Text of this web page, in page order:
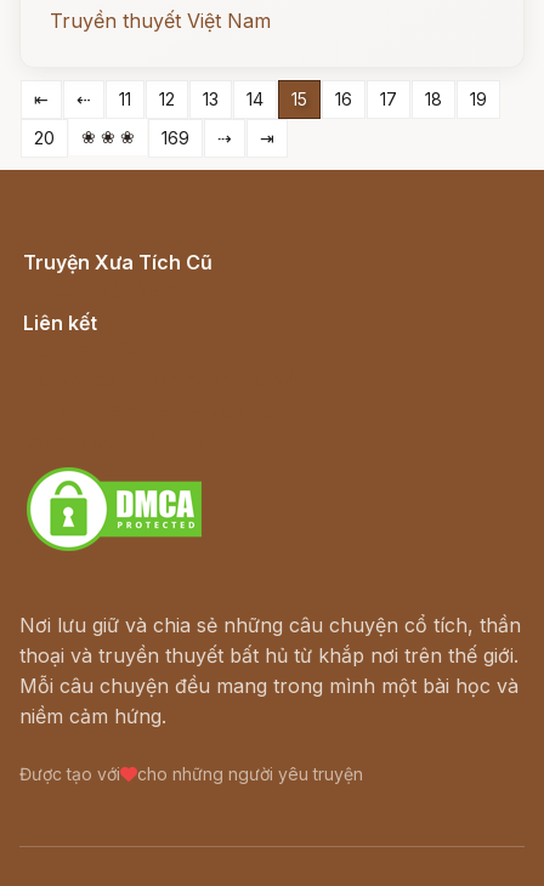
Truyền thuyết Việt Nam
⇤ ⇠ 11 12 13 14 15 16 17 18
19
20
❀ ❀ ❀ 169 ⇢ ⇥
Truyện Xưa Tích Cũ
Liên kết
Nơi lưu giữ và chia sẻ những câu chuyện cổ tích, thần
thoại và truyền thuyết bất hủ từ khắp nơi trên thế giới.
Mỗi câu chuyện đều mang trong mình một bài học và
niềm cảm hứng.
Được tạo với cho những người yêu truyện